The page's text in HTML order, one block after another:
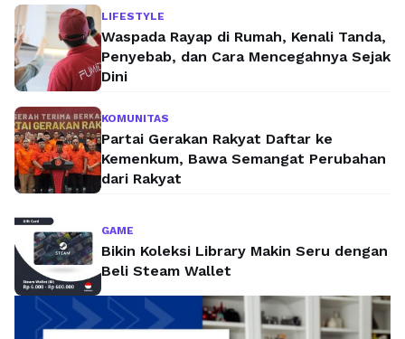
LIFESTYLE
Waspada Rayap di Rumah, Kenali Tanda,
Penyebab, dan Cara Mencegahnya Sejak
Dini
KOMUNITAS
Partai Gerakan Rakyat Daftar ke
Kemenkum, Bawa Semangat Perubahan
dari Rakyat
GAME
Bikin Koleksi Library Makin Seru dengan
Beli Steam Wallet